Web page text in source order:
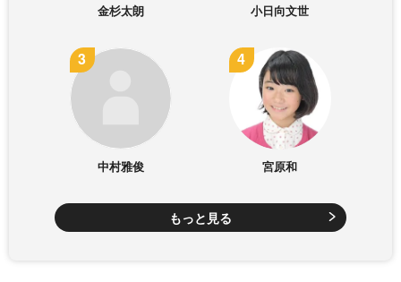
金杉太朗 小日向文世
中村雅俊 宮原和
もっと見る